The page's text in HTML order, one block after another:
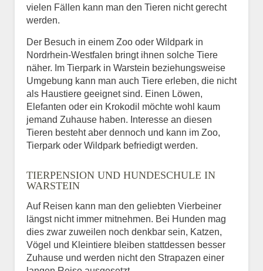
vielen Fällen kann man den Tieren nicht gerecht
werden.
Der Besuch in einem Zoo oder Wildpark in
Nordrhein-Westfalen bringt ihnen solche Tiere
näher. Im Tierpark in Warstein beziehungsweise
Umgebung kann man auch Tiere erleben, die nicht
als Haustiere geeignet sind. Einen Löwen,
Elefanten oder ein Krokodil möchte wohl kaum
jemand Zuhause haben. Interesse an diesen
Tieren besteht aber dennoch und kann im Zoo,
Tierpark oder Wildpark befriedigt werden.
TIERPENSION UND HUNDESCHULE IN
WARSTEIN
Auf Reisen kann man den geliebten Vierbeiner
längst nicht immer mitnehmen. Bei Hunden mag
dies zwar zuweilen noch denkbar sein, Katzen,
Vögel und Kleintiere bleiben stattdessen besser
Zuhause und werden nicht den Strapazen einer